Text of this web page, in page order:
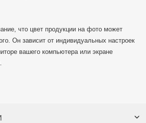
что цвет продукции на фото может
Он зависит от индивидуальных настроек
вашего компьютера или экране